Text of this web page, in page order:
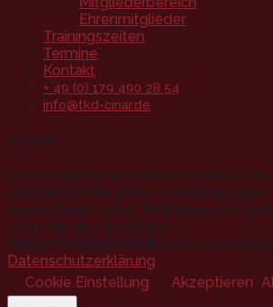
Ehrenmitglieder
Trainingszeiten
Termine
Kontakt
+ 49 (0) 179 490 28 54
info@tkd-cinar.de
Cookies
Diese Website verwendet Cookies, um
verbessern. Wir gehen davon aus, dass
einverstanden sind, Sie können sich
wenn Sie dies wünschen.
Mehr Informationen finden Sie in
Datenschutzerklärung
Cookie Einstellung
Akzeptieren